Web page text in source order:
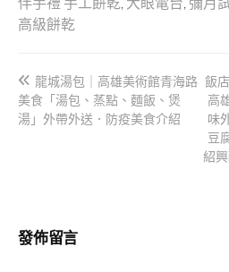
高級餅乾
文
章
導
龍城湯包｜高雄美術館青海路
美食「湯包、蒸點、麵飯、煲
湯」外帶外送．防疫美食介紹
飯
高
味
豆
紹
發佈留言